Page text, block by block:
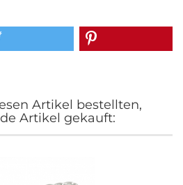
Artikel bestellten,
Artikel gekauft: